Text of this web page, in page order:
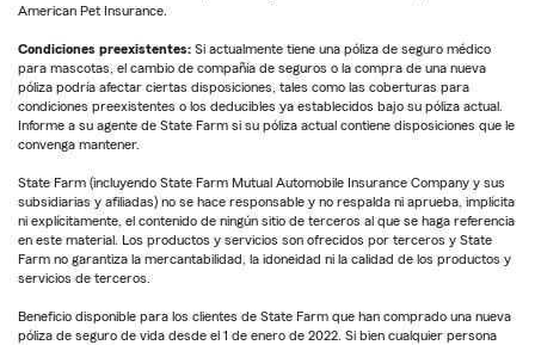
American Pet Insurance.
Condiciones preexistentes: Si actualmente tiene una póliza de seguro médico
para mascotas, el cambio de compañía de seguros o la compra de una nueva
póliza podría afectar ciertas disposiciones, tales como las coberturas para
condiciones preexistentes o los deducibles ya establecidos bajo su póliza actual.
Informe a su agente de State Farm si su póliza actual contiene disposiciones que le
convenga mantener.
State Farm (incluyendo State Farm Mutual Automobile Insurance Company y sus
subsidiarias y afiliadas) no se hace responsable y no respalda ni aprueba, implícita
ni explícitamente, el contenido de ningún sitio de terceros al que se haga referencia
en este material. Los productos y servicios son ofrecidos por terceros y State
Farm no garantiza la mercantabilidad, la idoneidad ni la calidad de los productos y
servicios de terceros.
Beneficio disponible para los clientes de State Farm que han comprado una nueva
póliza de seguro de vida desde el 1 de enero de 2022. Si bien cualquier persona